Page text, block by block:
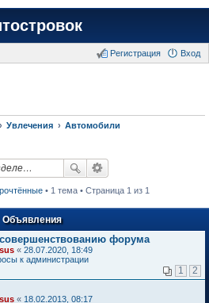
Вход
Регистрация
Увлечения Автомобили
• 1 тема • Страница 1 из 1
Объявления
форума
« 28.07.2020, 18:49
к администрации
1 2
« 18.02.2013, 08:17